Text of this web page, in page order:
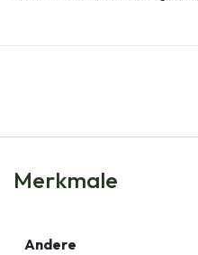
Merkmale
Andere